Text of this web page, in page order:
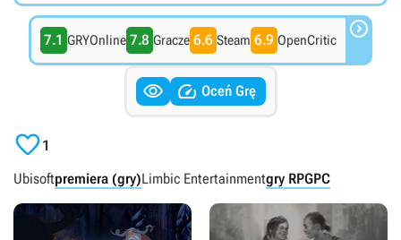
7.1 GRYOnline 7.8 Gracze 6.6 Steam 6.9 OpenCritic 
  Oceń Grę
1
Ubisoftpremiera (gry)Limbic Entertainmentgry RPGPC